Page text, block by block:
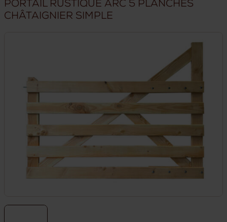
Portail rustique arc 5 planches
châtaignier simple